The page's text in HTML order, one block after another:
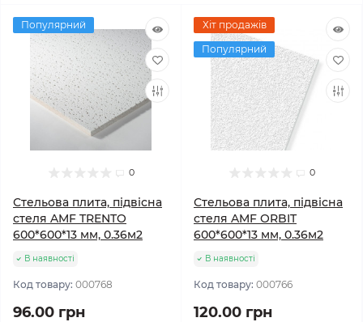
Популярний
0
Стельова плита, підвісна
стеля AMF TRENTO
600*600*13 мм, 0.36м2
В наявності
Код товару: 000768
96.00 грн
Хіт продажів
Популярний
0
Стельова плита, підвісна
стеля AMF ORBIT
600*600*13 мм, 0.36м2
В наявності
Код товару: 000766
120.00 грн